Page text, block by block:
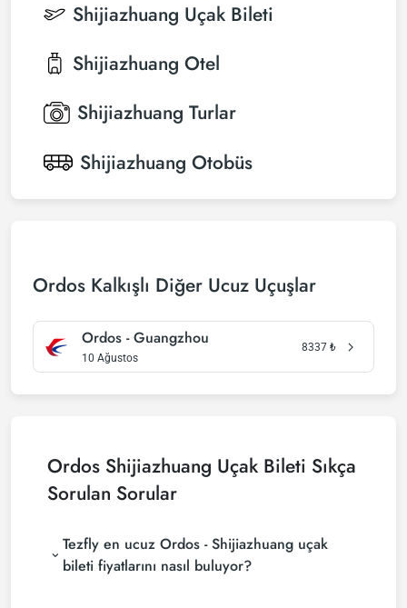
Shijiazhuang Uçak Bileti
Shijiazhuang Otel
Shijiazhuang Turlar
Shijiazhuang Otobüs
Ordos Kalkışlı Diğer Ucuz Uçuşlar
Ordos - Guangzhou
10 Ağustos
8337 ₺
Ordos Shijiazhuang Uçak Bileti Sıkça
Sorulan Sorular
Tezfly en ucuz Ordos - Shijiazhuang uçak
bileti fiyatlarını nasıl buluyor?